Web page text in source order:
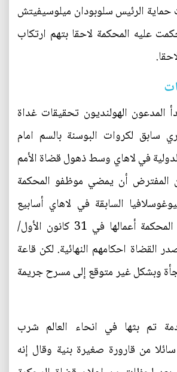
الرئيس سلوبودان ميلوسيفيتش
عليه المحكمة لاحقا بتهم ارتكاب
المدعون الهولنديون تحقيقات غداة
سابق لكروات البوسنة بالسم امام
في لاهاي وسط ذهول قضاة الأمم
المفترض أن يمضي موظفو المحكمة
السابقة في لاهاي أسابيع
هادئة قبل اختتام المحكمة أعمالها في 31 كانون الأول/
القضاة احكامهم النهائية. لكن قاعة
وبشكل غير متوقع إلى مسرح جريمة
تم بثها في انحاء العالم شرب
من قارورة صغيرة بنية وقال إنه